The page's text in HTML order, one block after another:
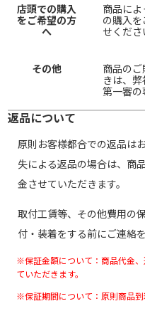
店頭での購入
をご希望の方
へ
商品に
の購入
せくださ
その他
商品の
きは、
第一審の
返品について
原則お客様都合での返品は
失による返品の場合は、商
金させていただきます。
取付工賃等、その他費用の
付・装着をする前にご連絡
※保証金額について：商品代金
ていただきます。
※保証期間について：原則商品到